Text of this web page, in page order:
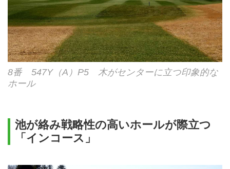
8番 547Y（A）P5 木がセンターに立つ印象的な
ホール
池が絡み戦略性の高いホールが際立つ
「インコース」